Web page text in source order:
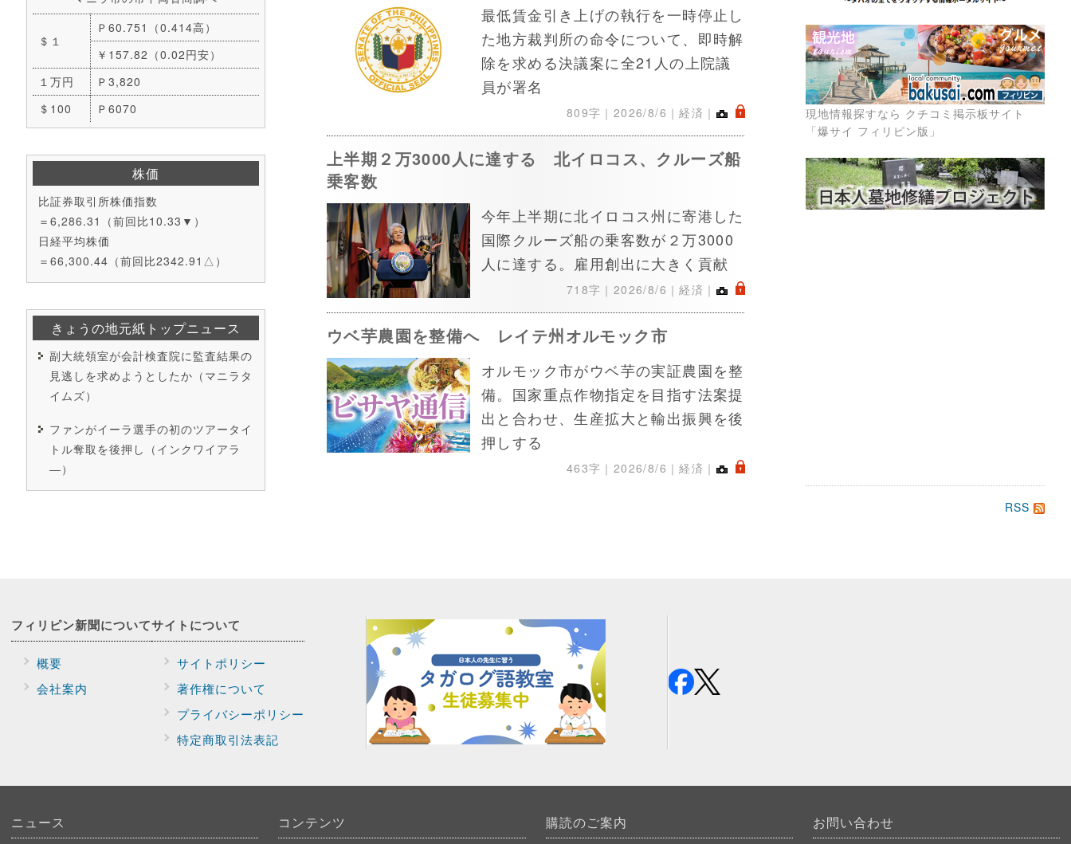
＄１
Ｐ60.751（0.414高）
￥157.82（0.02円安）
１万円
Ｐ3,820
＄100
Ｐ6070
株価
比証券取引所株価指数
＝6,286.31（前回比10.33▼）
日経平均株価
＝66,300.44（前回比2342.91△）
きょうの地元紙トップニュース
副大統領室が会計検査院に監査結果の
見逃しを求めようとしたか（マニラタ
イムズ）
ファンがイーラ選手の初のツアータイ
トル奪取を後押し（インクワイアラ
―）
最低賃金引き上げの執行を一時停止し
た地方裁判所の命令について、即時解
除を求める決議案に全21人の上院議
員が署名
809字｜ 2026/8/6 ｜経済｜ .
上半期２万3000人に達する 北イロコス、クルーズ船
乗客数
今年上半期に北イロコス州に寄港した
国際クルーズ船の乗客数が２万3000
人に達する。雇用創出に大きく貢献
718字｜ 2026/8/6 ｜経済｜ .
ウベ芋農園を整備へ レイテ州オルモック市
オルモック市がウベ芋の実証農園を整
備。国家重点作物指定を目指す法案提
出と合わせ、生産拡大と輸出振興を後
押しする
463字｜ 2026/8/6 ｜経済｜ .
現地情報探すなら クチコミ掲示板サイト
「爆サイ フィリピン版」
RSS
フィリピン新聞について
概要
会社案内
サイトについて
サイトポリシー
著作権について
プライバシーポリシー
特定商取引法表記
ニュース コンテンツ 購読のご案内 お問い合わせ